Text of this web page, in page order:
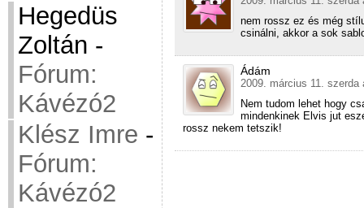
Hegedüs
Zoltán -
Fórum:
Kávézó2
Klész Imre -
Fórum:
Kávézó2
nem rossz ez és még
csinálni, akkor a sok
Ádám
2009. március 11. szerda
Nem tudom lehet hogy
mindenkinek Elvis jut
rossz nekem tetszik!